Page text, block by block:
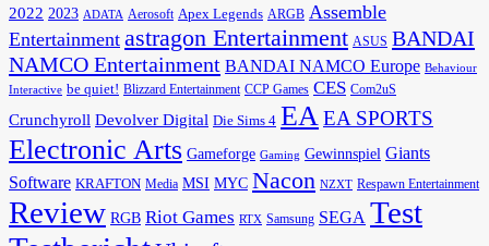
2022 2023 ADATA Aerosoft Apex Legends ARGB Assemble
Entertainment astragon Entertainment ASUS BANDAI
NAMCO Entertainment BANDAI NAMCO Europe Behaviour
Interactive be quiet! Blizzard Entertainment CCP Games CES Com2uS
Crunchyroll Devolver Digital Die Sims 4 EAEA SPORTS
Electronic Arts Gameforge Gaming Gewinnspiel Giants
Software KRAFTON Media MSI MYC Nacon NZXT Respawn Entertainment
Review RGB Riot Games RTX Samsung SEGA Test